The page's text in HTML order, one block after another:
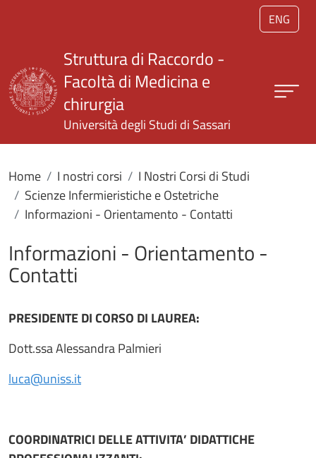
Salta al contenuto principale
ENG
Struttura di Raccordo -
Facoltà di Medicina e
chirurgia
Università degli Studi di Sassari
Home I nostri corsi
I Nostri Corsi di Studi
Scienze Infermieristiche e Ostetriche
Informazioni - Orientamento - Contatti
Informazioni - Orientamento -
Contatti
PRESIDENTE DI CORSO DI LAUREA:
Dott.ssa Alessandra Palmieri
luca@uniss.it
COORDINATRICI DELLE ATTIVITA’ DIDATTICHE